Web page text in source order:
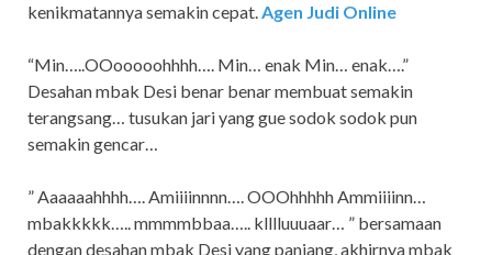
kenikmatannya semakin cepat.Agen Judi Online
“Min…..OOooooohhhh…. Min… enak Min… enak….”
Desahan mbak Desi benar benar membuat semakin
terangsang… tusukan jari yang gue sodok sodok pun
semakin gencar…
” Aaaaaahhhh…. Amiiiinnnn…. OOOhhhhh Ammiiiinn…
mbakkkkk….. mmmmbbaa….. klllluuuaar… ” bersamaan
dengan desahan mbak Desi yang panjang, akhirnya mbak